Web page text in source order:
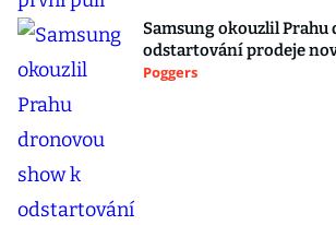
Samsung okouzlil Prahu
odstartování prodeje
Poggers